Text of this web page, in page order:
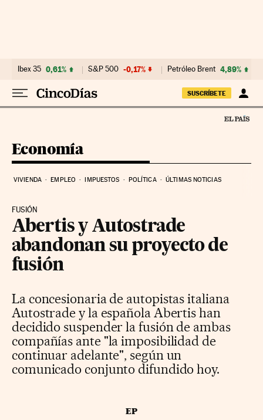
Ibex 35 0,61% S&P 500 -0,17% Petróleo Brent 4,89%
SUSCRÍBETE
Economía
VIVIENDA EMPLEO IMPUESTOS POLÍTICA ÚLTIMAS NOTICIAS
FUSIÓN
Abertis y Autostrade
abandonan su proyecto de
fusión
La concesionaria de autopistas italiana
Autostrade y la española Abertis han
decidido suspender la fusión de ambas
compañías ante "la imposibilidad de
continuar adelante", según un
comunicado conjunto difundido hoy.
EP